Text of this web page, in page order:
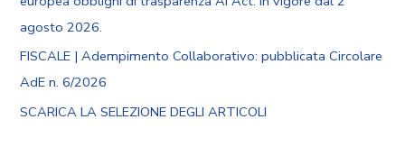
agosto 2026.
FISCALE | Adempimento Collaborativo: pubblicata Circolare
AdE n. 6/2026
SCARICA LA SELEZIONE DEGLI ARTICOLI